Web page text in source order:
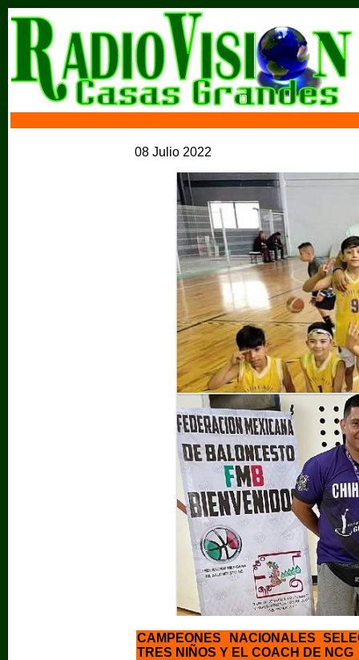
08 Julio 2022
CAMPEONES NACIONALES
TRES NIÑOS Y EL COACH DE NCG